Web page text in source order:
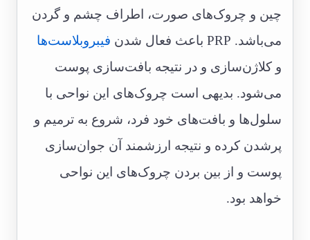
چین و چروک‌های صورت، اطراف چشم و گردن
می‌باشد. PRP باعث فعال شدن
فیبروبلاست‌ها
و کلاژن‌سازی و در نتیجه بافت‌سازی پوست
می‌شود. بدیهی است چروک‌های این نواحی با
سلول‌ها و بافت‌های خود فرد، شروع به ترمیم و
پرشدن کرده و نتیجه ارزشمند آن جوان‌سازی
پوست و از بین بردن چروک‌های این نواحی
خواهد بود.